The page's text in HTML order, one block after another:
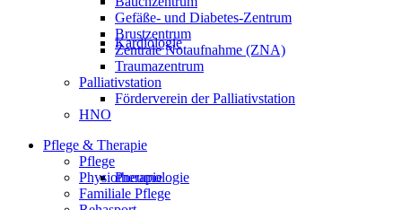
Kardiologie
Pneumologie
Gefäße- und Diabetes-Zentrum
Brustzentrum
Zentrale Notaufnahme (ZNA)
Traumazentrum
Palliativstation
Förderverein der Palliativstation
HNO
Pflege & Therapie
Pflege
Physiotherapie
Familiale Pflege